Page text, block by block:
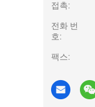
접촉:
전화 번
호:
팩스: